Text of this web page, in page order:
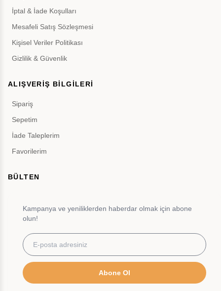
İptal & İade Koşulları
Mesafeli Satış Sözleşmesi
Kişisel Veriler Politikası
Gizlilik & Güvenlik
ALIŞVERİŞ BİLGİLERİ
Sipariş
Sepetim
İade Taleplerim
Favorilerim
BÜLTEN
Kampanya ve yeniliklerden haberdar olmak için abone
olun!
Abone Ol